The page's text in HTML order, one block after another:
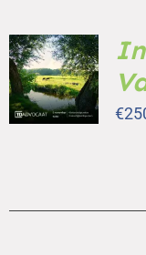
TOEVOEGEN
AAN
WINKELWAGEN
/
DETAILS
€